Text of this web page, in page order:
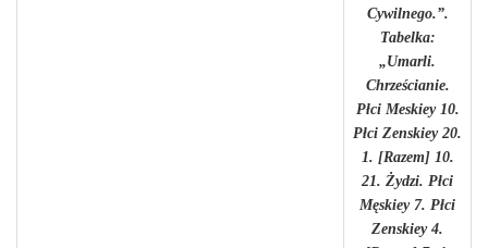
Cywilnego.”.
Tabelka:
„Umarli.
Chrześcianie.
Płci Meskiey 10.
Płci Zenskiey 20.
1. [Razem] 10.
21. Żydzi. Płci
Męskiey 7. Płci
Zenskiey 4.